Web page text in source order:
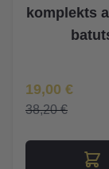
komplekts
Īpaša Cena
19,00 €
38,20 €